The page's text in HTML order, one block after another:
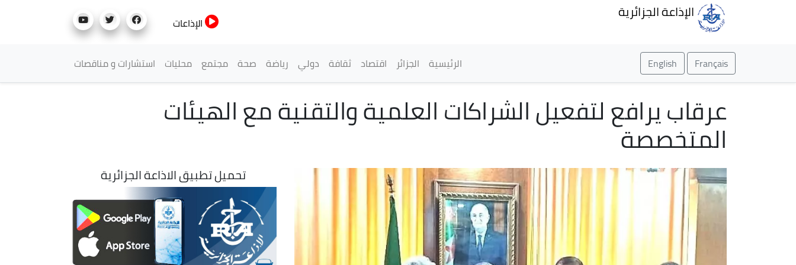
الإذاعة الجزائرية
الإذاعات
Français
English القائمة الرئيسية
الرئيسية الجزائر اقتصاد ثقافة دولي رياضة صحة مجتمع محليات استشارات و مناقصات
عرقاب يرافع لتفعيل الشراكات العلمية والتقنية مع الهيئات
المتخصصة
تحميل تطبيق الاذاعة الجزائرية